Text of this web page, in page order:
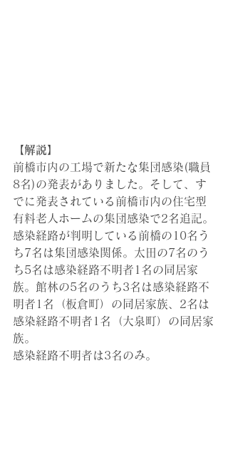
【解説】
前橋市内の工場で新たな集団感染(職員
8名)の発表がありました。そして、す
でに発表されている前橋市内の住宅型
有料老人ホームの集団感染で2名追記。
感染経路が判明している前橋の10名う
ち7名は集団感染関係。太田の7名のう
ち5名は感染経路不明者1名の同居家
族。館林の5名のうち3名は感染経路不
明者1名（板倉町）の同居家族、2名は
感染経路不明者1名（大泉町）の同居家
族。
感染経路不明者は3名のみ。